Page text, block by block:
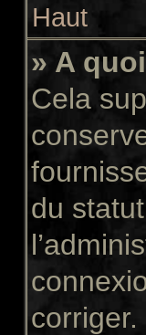
Haut
» A
Cela
du
corriger.